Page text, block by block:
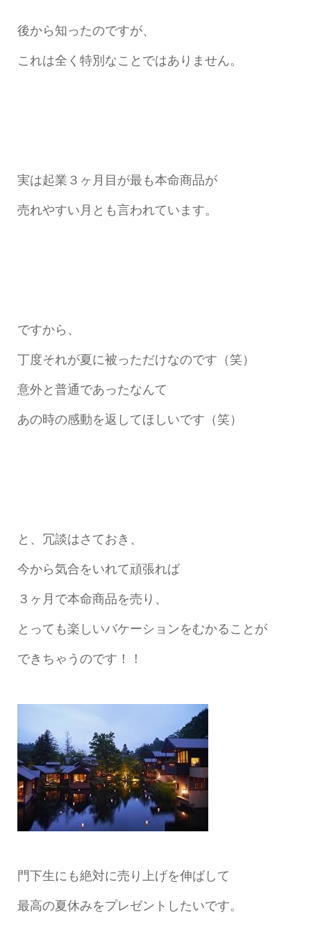
後から知ったのですが、
これは全く特別なことではありません。
実は起業３ヶ月目が最も本命商品が
売れやすい月とも言われています。
ですから、
丁度それが夏に被っただけなのです（笑）
意外と普通であったなんて
あの時の感動を返してほしいです（笑）
と、冗談はさておき、
今から気合をいれて頑張れば
３ヶ月で本命商品を売り、
とっても楽しいバケーションをむかることが
できちゃうのです！！
門下生にも絶対に売り上げを伸ばして
最高の夏休みをプレゼントしたいです。